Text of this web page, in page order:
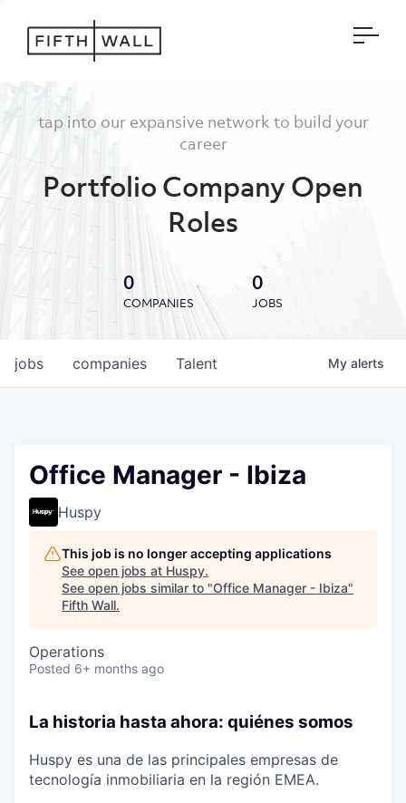
tap into our expansive network to build your
career
Portfolio Company Open
Roles
0
COMPANIES
0
JOBS
jobs companies Talent My alerts
Office Manager - Ibiza
Huspy
This job is no longer accepting applications
See open jobs at Huspy.
See open jobs similar to "Office Manager - Ibiza"
Fifth Wall.
Operations
Posted 6+ months ago
La historia hasta ahora: quiénes somos
Huspy es una de las principales empresas de
tecnología inmobiliaria en la región EMEA.